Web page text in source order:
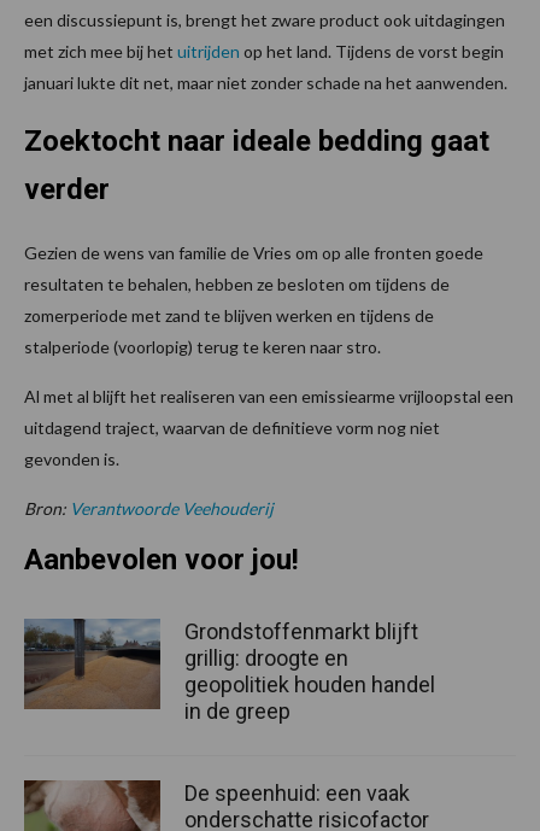
een discussiepunt is, brengt het zware product ook uitdagingen
met zich mee bij het uitrijden op het land. Tijdens de vorst begin
januari lukte dit net, maar niet zonder schade na het aanwenden.
Zoektocht naar ideale bedding gaat
verder
Gezien de wens van familie de Vries om op alle fronten goede
resultaten te behalen, hebben ze besloten om tijdens de
zomerperiode met zand te blijven werken en tijdens de
stalperiode (voorlopig) terug te keren naar stro.
Al met al blijft het realiseren van een emissiearme vrijloopstal een
uitdagend traject, waarvan de definitieve vorm nog niet
gevonden is.
Bron: Verantwoorde Veehouderij
Aanbevolen voor jou!
Grondstoffenmarkt blijft
grillig: droogte en
geopolitiek houden handel
in de greep
De speenhuid: een vaak
onderschatte risicofactor